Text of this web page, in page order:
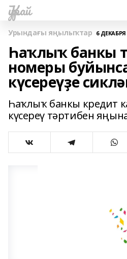
Ҡурай
Урындағы яңылыҡтар 6 ДЕКАБРЯ
Һаҡлыҡ банкы
номеры
күсереүҙе
Һаҡлыҡ банкы кредит
күсереү тәртибен